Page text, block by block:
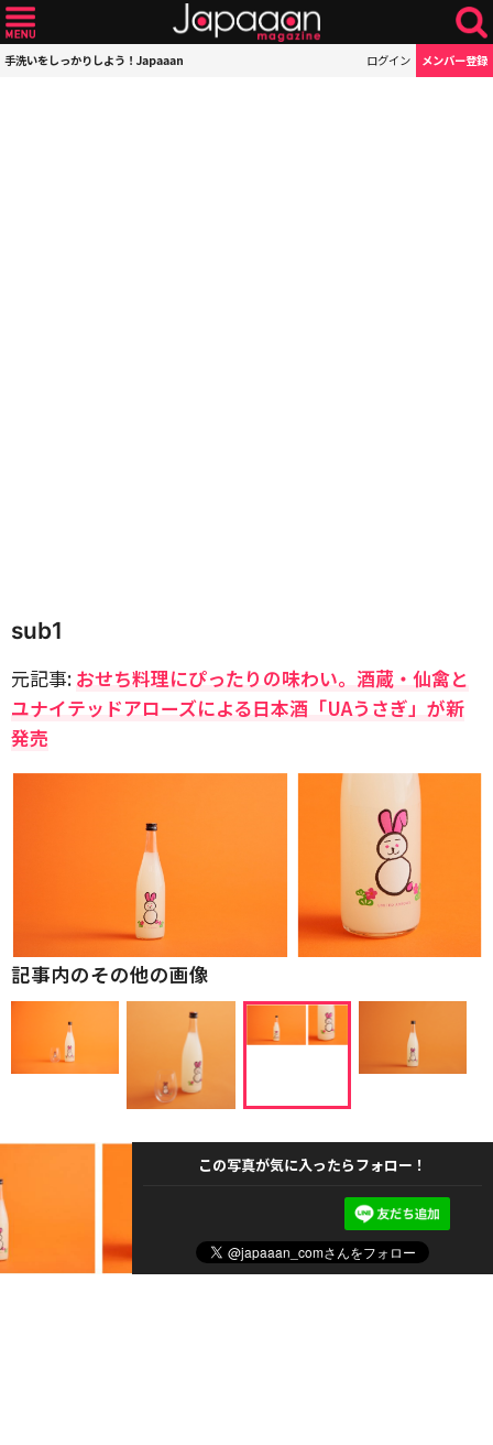
手洗いをしっかりしよう！Japaaan ログイン メンバー登録
sub1
元記事: おせち料理にぴったりの味わい。酒蔵・仙禽と
ユナイテッドアローズによる日本酒「UAうさぎ」が新
発売
記事内のその他の画像
この写真が気に入ったらフォロー！